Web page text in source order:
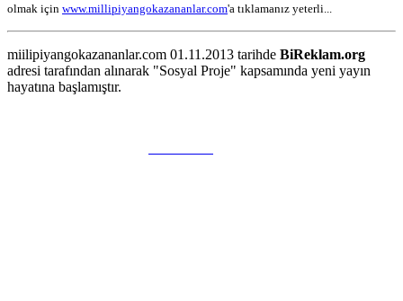
olmak için www.millipiyangokazananlar.com'a tıklamanız yeterli...
miilipiyangokazananlar.com 01.11.2013 tarihde BiReklam.org
adresi tarafından alınarak "Sosyal Proje" kapsamında yeni yayın
hayatına başlamıştır.